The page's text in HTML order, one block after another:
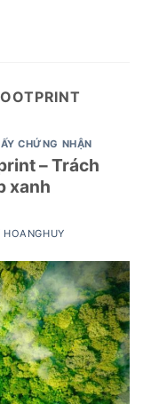
CHỨNG NHẬN
– Trách
xanh
HOANGHUY